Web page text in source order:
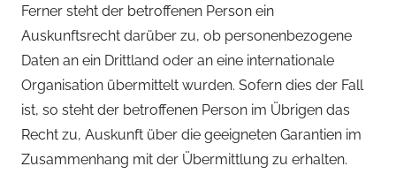
Ferner steht der betroffenen Person ein
Auskunftsrecht darüber zu, ob personenbezogene
Daten an ein Drittland oder an eine internationale
Organisation übermittelt wurden. Sofern dies der Fall
ist, so steht der betroffenen Person im Übrigen das
Recht zu, Auskunft über die geeigneten Garantien im
Zusammenhang mit der Übermittlung zu erhalten.